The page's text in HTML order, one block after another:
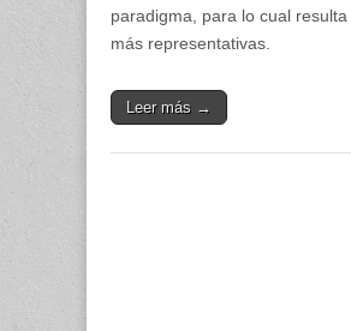
paradigma, para lo cual
más representativas.
Leer más →